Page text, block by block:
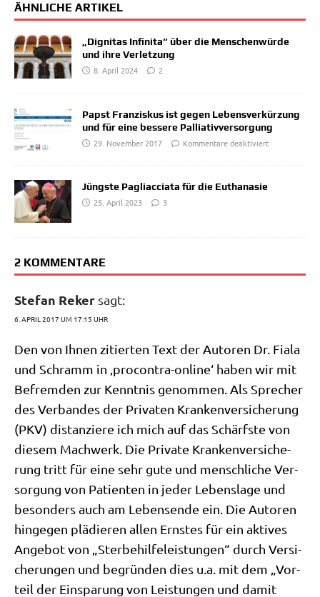
ÄHNLICHE ARTIKEL
„Dignitas Infinita“ über die Menschenwürde
und ihre Verletzung
8. April 2024
2
Papst Franziskus ist gegen Lebensverkürzung
und für eine bessere Palliativversorgung
29. November 2017
Kommentare deaktiviert
Jüngste Pagliacciata für die Euthanasie
25. April 2023
3
2 KOMMENTARE
Stefan Reker sagt:
6. APRIL 2017 UM 17:15 UHR
Den von Ihnen zitier­ten Text der Autoren Dr. Fia­la
und Schramm in ‚pro­con­tra-online‘ haben wir mit
Befrem­den zur Kennt­nis genom­men. Als Spre­cher
des Ver­ban­des der Pri­va­ten Kran­ken­ver­si­che­rung
(PKV) distan­zie­re ich mich auf das Schärf­ste von
die­sem Mach­werk. Die Pri­va­te Kran­ken­ver­si­che­
rung tritt für eine sehr gute und mensch­li­che Ver­
sor­gung von Pati­en­ten in jeder Lebens­la­ge und
beson­ders auch am Lebens­en­de ein. Die Autoren
hin­ge­gen plä­die­ren allen Ern­stes für ein akti­ves
Ange­bot von „Ster­be­hil­fe­lei­stun­gen“ durch Ver­si­
che­run­gen und begrün­den dies u.a. mit dem „Vor­
teil der Ein­spa­rung von Lei­stun­gen und damit